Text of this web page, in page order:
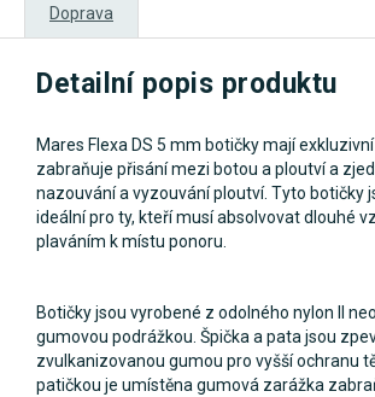
Doprava
Detailní popis produktu
Mares Flexa DS 5 mm botičky mají
zabraňuje přisání mezi botou a ploutví a
nazouvání a vyzouvání ploutví. Tyto botičky
ideální pro ty, kteří musí absolvovat dlouhé
plaváním k místu ponoru.
Botičky jsou vyrobené z odolného nylon II
gumovou podrážkou. Špička a pata jsou
zvulkanizovanou gumou pro vyšší ochranu
patičkou je umístěna gumová zarážka